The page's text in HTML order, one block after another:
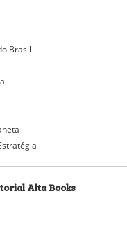
Brasil
Alta Books